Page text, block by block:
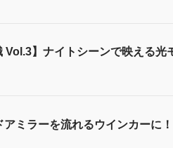
Vol.3】ナイトシーンで映える光
ミラーを流れるウインカーに！